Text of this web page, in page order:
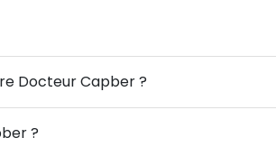
Docteur Capber ?
?